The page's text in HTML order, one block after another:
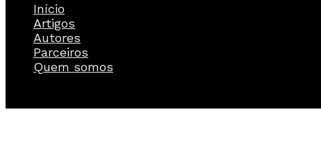
Início
Artigos
Autores
Parceiros
Quem somos